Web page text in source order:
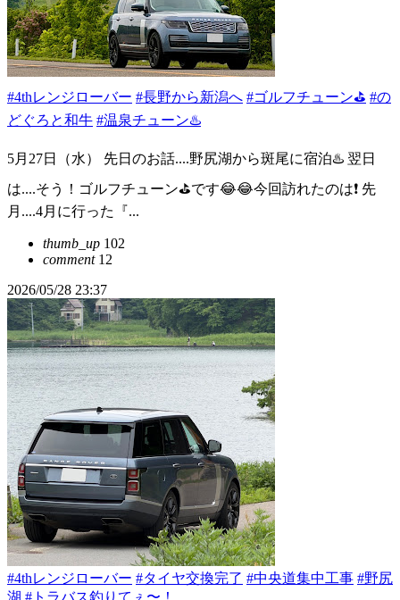
#4thレンジローバー #長野から新潟へ #ゴルフチューン⛳️ #の
どぐろと和牛 #温泉チューン♨️
5月27日（水） 先日のお話....野尻湖から斑尾に宿泊♨️ 翌日
は....そう！ゴルフチューン⛳️です😂😂今回訪れたのは❗️ 先
月....4月に行った『...
thumb_up 102
comment12
2026/05/28 23:37
#4thレンジローバー #タイヤ交換完了 #中央道集中工事 #野尻
湖 #トラバス釣りてぇ〜！